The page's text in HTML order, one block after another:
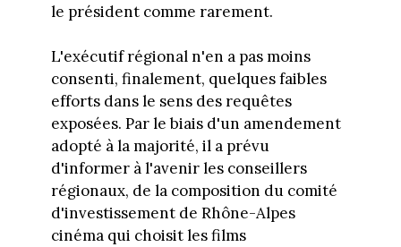
le président comme rarement.
L'exécutif régional n'en a pas moins
consenti, finalement, quelques faibles
efforts dans le sens des requêtes
exposées. Par le biais d'un amendement
adopté à la majorité, il a prévu
d'informer à l'avenir les conseillers
régionaux, de la composition du comité
d'investissement de Rhône-Alpes
cinéma qui choisit les films